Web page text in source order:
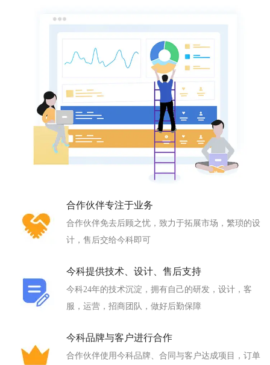
合作伙伴专注于业务
合作伙伴免去后顾之忧，致力于拓展市场，繁琐的设
计，售后交给今科即可
今科提供技术、设计、售后支持
今科24年的技术沉淀，拥有自己的研发，设计，客
服，运营，招商团队，做好后勤保障
今科品牌与客户进行合作
合作伙伴使用今科品牌、合同与客户达成项目，订单